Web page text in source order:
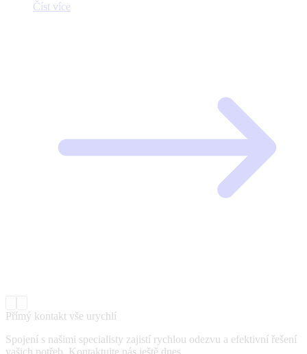
Číst více
Přímý kontakt vše urychlí
Spojení s našimi specialisty zajistí rychlou odezvu a efektivní řešení